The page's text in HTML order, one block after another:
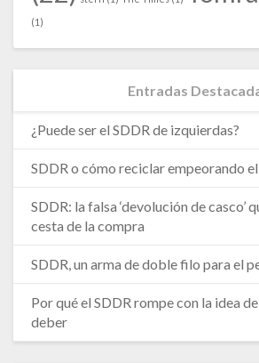
(1)
Entradas
¿Puede ser el SDDR de izquierdas?
SDDR o cómo reciclar empeorando
SDDR: la falsa ‘devolución de casco’
cesta de la compra
SDDR, un arma de doble filo para el
Por qué el SDDR rompe con la idea
deber